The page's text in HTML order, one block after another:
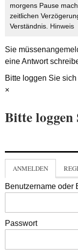
morgens Pause
zeitlichen
Verständnis. Hinweis
Sie müssen
eine Antwort
Bitte loggen Sie sich
×
Bitte loggen
ANMELDEN
Benutzername oder
Passwort